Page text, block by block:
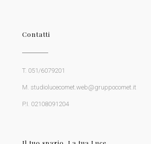
Contatti
T. 051/6079201
M. studiolucecomet.web@gruppocomet.it
P.I. 02108091204